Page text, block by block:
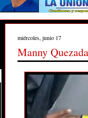
miércoles, junio 17
Manny